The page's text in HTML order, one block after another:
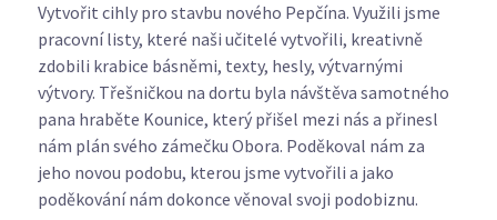
Vytvořit cihly pro stavbu nového Pepčína. Využili jsme
pracovní listy, které naši učitelé vytvořili, kreativně
zdobili krabice básněmi, texty, hesly, výtvarnými
výtvory. Třešničkou na dortu byla návštěva samotného
pana hraběte Kounice, který přišel mezi nás a přinesl
nám plán svého zámečku Obora. Poděkoval nám za
jeho novou podobu, kterou jsme vytvořili a jako
poděkování nám dokonce věnoval svoji podobiznu.